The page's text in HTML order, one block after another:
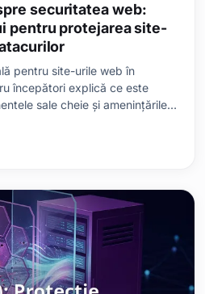
securitatea web:
pentru protejarea site-
pentru site-urile web în
începători explică ce este
sale cheie și amenințările
care trebuie să-i urmezi